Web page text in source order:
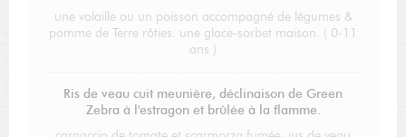
une volaille ou un poisson accompagné de légumes &
pomme de Terre rôties. une glace-sorbet maison. ( 0-11
ans )
Ris de veau cuit meunière, déclinaison de Green
Zebra à l'estragon et brûlée à la flamme.